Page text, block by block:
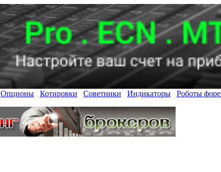
Опционы Котировки Советники Индикаторы Роботы